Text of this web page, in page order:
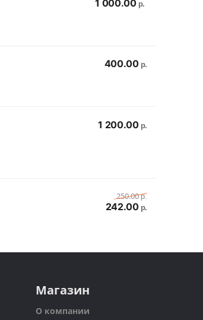
1 000.00 р.
400.00 р.
1 200.00 р.
250.00 р.
242.00 р.
Магазин
О компании